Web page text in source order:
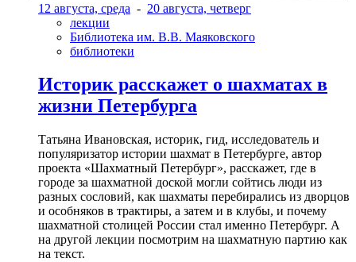
12 августа, среда - 20 августа, четверг
лекции
Библиотека им. В.В. Маяковского
библиотеки
Историк расскажет о шахматах в
жизни Петербурга
Татьяна Ивановская, историк, гид, исследователь и
популяризатор истории шахмат в Петербурге, автор
проекта «Шахматный Петербург», расскажет, где в
городе за шахматной доской могли сойтись люди из
разных сословий, как шахматы перебирались из дворцов
и особняков в трактиры, а затем и в клубы, и почему
шахматной столицей России стал именно Петербург. А
на другой лекции посмотрим на шахматную партию как
на текст.